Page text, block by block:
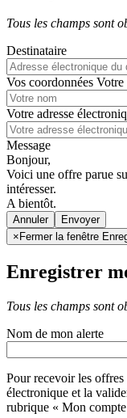
Tous les champs sont
Destinataire
Vos coordonnées Votre
Votre adresse
Message
Bonjour,
Voici une offre parue
intéresser.
A bientôt.
Annuler
× Fermer la fenêtre
Enregistrer
Tous les champs sont
Nom de mon alerte
Pour recevoir les offres
électronique et la
rubrique « Mon